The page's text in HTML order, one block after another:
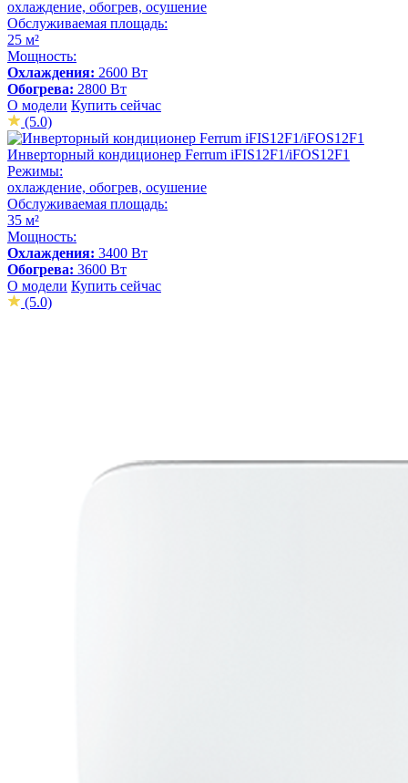
охлаждение, обогрев, осушение
Обслуживаемая площадь:
25 м²
Мощность:
Охлаждения: 2600 Вт
Обогрева: 2800 Вт
О модели Купить сейчас
(5.0)
Инверторный кондиционер Ferrum iFIS12F1/iFOS12F1
Режимы:
охлаждение, обогрев, осушение
Обслуживаемая площадь:
35 м²
Мощность:
Охлаждения: 3400 Вт
Обогрева: 3600 Вт
О модели Купить сейчас
(5.0)